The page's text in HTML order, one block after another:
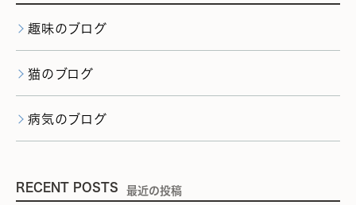
趣味のブログ
猫のブログ
病気のブログ
RECENT POSTS 最近の投稿